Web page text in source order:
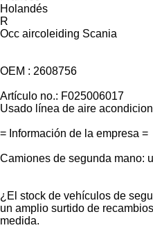
Holandés
R
Occ aircoleiding Scania
OEM : 2608756
Artículo no.: F025006017
Usado línea de aire
= Información de la empresa =
Camiones de segunda mano:
¿El stock de vehículos de
un amplio surtido de
medida.